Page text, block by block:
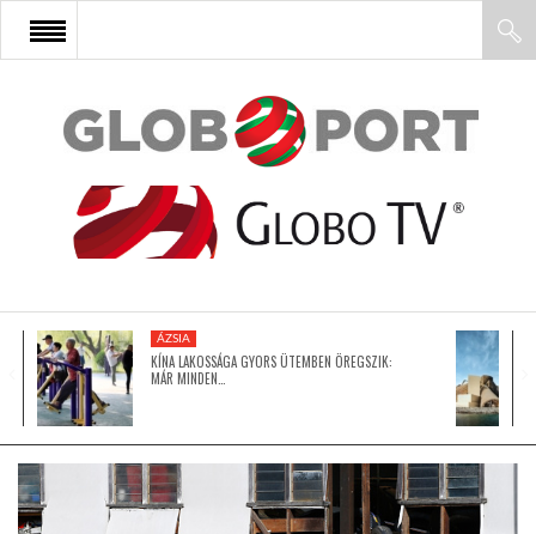
FŐOLDAL
AFRIKA
ÁZSIA
LATIN-AMERIKA
ÁZSIA
KÍNA LAKOSSÁGA GYORS ÜTEMBEN ÖREGSZIK:
MÁR MINDEN…